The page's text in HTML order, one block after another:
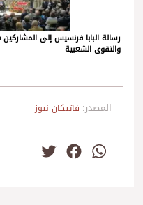
رسالة البابا فرنسيس إلى
والتقوى الشعبية
المصدر: فاتيكان نيوز
WhatsApp
Facebook